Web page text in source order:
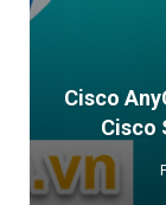
Cisco
Cisco